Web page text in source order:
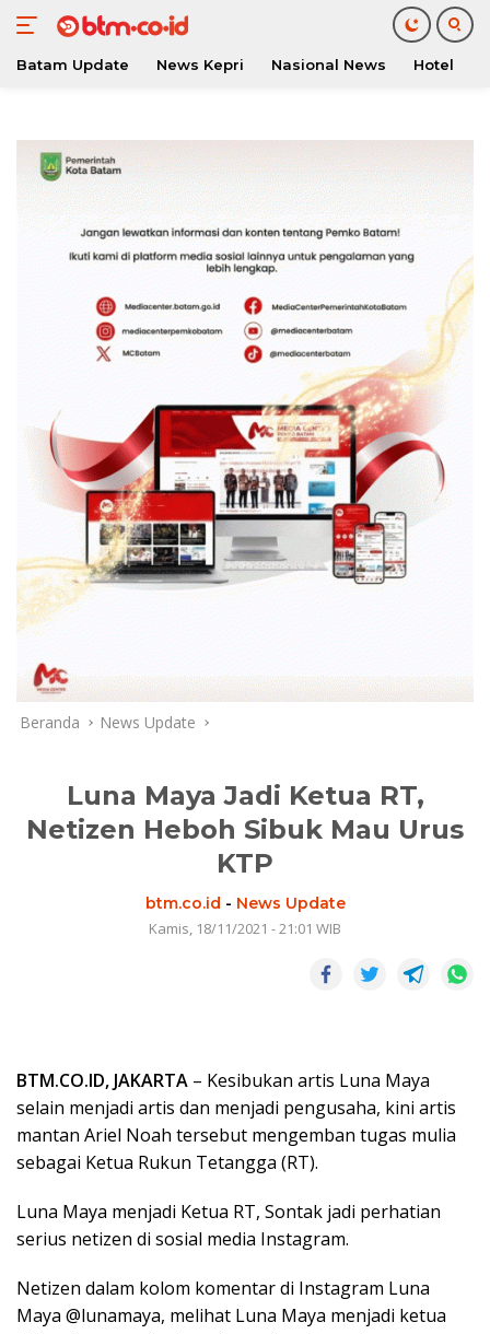
konten
Batam Update News Kepri Nasional News Hotel
Beranda News Update
Luna Maya Jadi Ketua RT,
Netizen Heboh Sibuk Mau Urus
KTP
btm.co.id - News Update
Kamis, 18/11/2021 - 21:01 WIB
BTM.CO.ID, JAKARTA – Kesibukan artis Luna Maya
selain menjadi artis dan menjadi pengusaha, kini artis
mantan Ariel Noah tersebut mengemban tugas mulia
sebagai Ketua Rukun Tetangga (RT).
Luna Maya menjadi Ketua RT, Sontak jadi perhatian
serius netizen di sosial media Instagram.
Netizen dalam kolom komentar di Instagram Luna
Maya @lunamaya, melihat Luna Maya menjadi ketua